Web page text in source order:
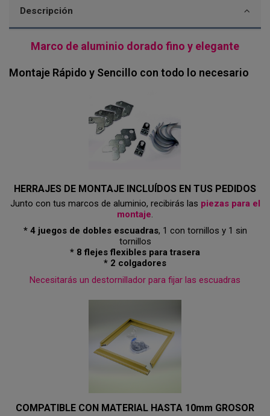
Descripción
Marco de aluminio dorado fino y elegante
Montaje Rápido y Sencillo con todo lo necesario
HERRAJES DE MONTAJE INCLUÍDOS EN TUS PEDIDOS
Junto con tus marcos de aluminio, recibirás las piezas para el
montaje
* 4 juegos de dobles escuadras, 1 con tornillos y 1 sin
tornillos
* 8 flejes flexibles para trasera
* 2 colgadores
Necesitarás un destornillador para fijar las escuadras
COMPATIBLE CON MATERIAL HASTA 10mm GROSOR